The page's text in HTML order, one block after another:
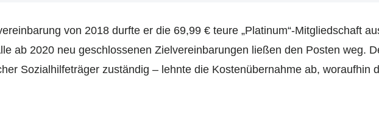
von 2018 durfte er die 69,99 € teure „Platinum“-Mitgliedschaft
ab 2020 neu geschlossenen Zielvereinbarungen ließen den Posten weg.
Sozialhilfeträger zuständig – lehnte die Kosten­übernahme ab, woraufhin